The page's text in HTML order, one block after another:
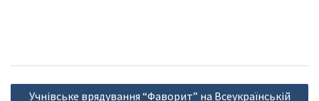
Навігація
Учнівське врядування “Фаворит” на Всеукраїнській